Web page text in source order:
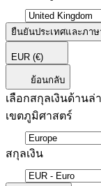
ยืนยันประเทศและภาษ
EUR (€)
ย้อนกลับ
เลือกสกุลเงินด้านล่
เขตภูมิศาสตร์
สกุลเงิน